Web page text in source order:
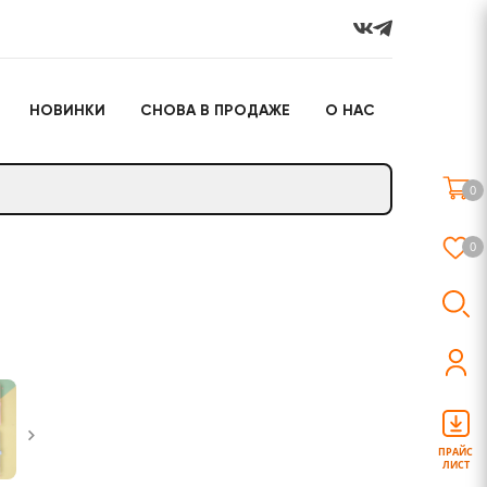
НОВИНКИ СНОВА В ПРОДАЖЕ О НАС
Настольные игры
Подарочные наборы
Слайм
0
0
ПРАЙС
ЛИСТ